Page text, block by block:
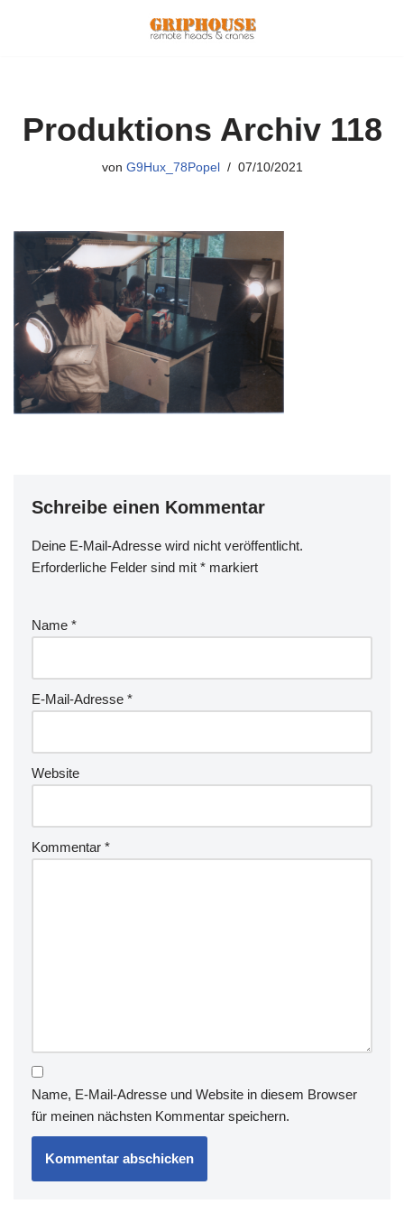
Produktions Archiv 118
von G9Hux_78Popel 07/10/2021
Schreibe einen Kommentar
Deine E-Mail-Adresse wird nicht veröffentlicht.
Erforderliche Felder sind mit * markiert
Name *
E-Mail-Adresse *
Website
Kommentar *
Name, E-Mail-Adresse und Website in diesem Browser
für meinen nächsten Kommentar speichern.